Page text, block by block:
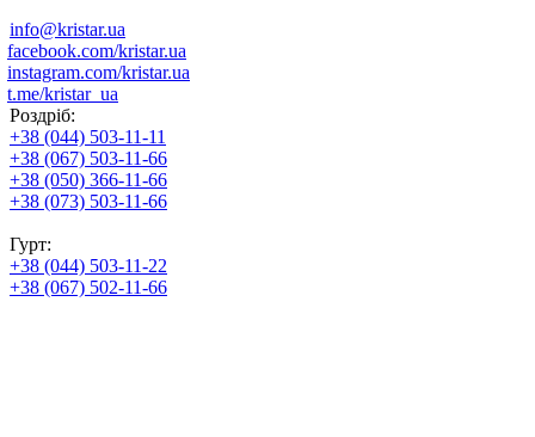
info@kristar.ua
facebook.com/kristar.ua
instagram.com/kristar.ua
t.me/kristar_ua
Роздріб:
+38 (044) 503-11-11
+38 (067) 503-11-66
+38 (050) 366-11-66
+38 (073) 503-11-66
Гурт:
+38 (044) 503-11-22
+38 (067) 502-11-66